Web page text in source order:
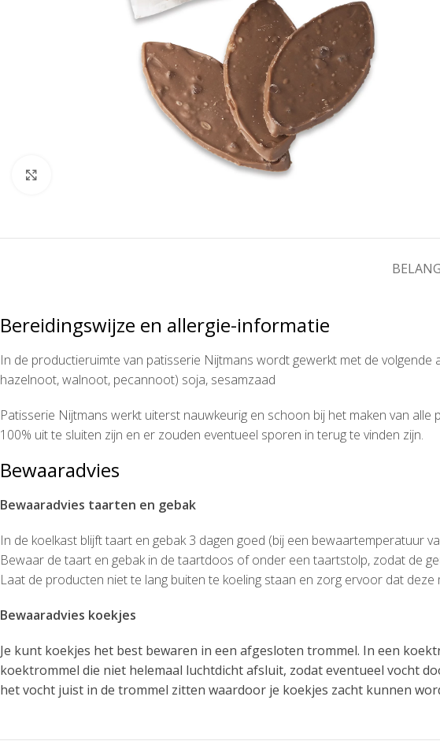
Bereidingswijze en allergie-informatie
In de productieruimte van patisserie Nijtmans wordt gewerkt met de
hazelnoot, walnoot, pecannoot) soja, sesamzaad
Patisserie Nijtmans werkt uiterst nauwkeurig en schoon bij het maken van
100% uit te sluiten zijn en er zouden eventueel sporen in terug te vinden zijn.
Bewaaradvies
Bewaaradvies taarten en gebak
In de koelkast blijft taart en gebak 3 dagen goed (bij een bewaartemperatuur
Bewaar de taart en gebak in de taartdoos of onder een taartstolp, zodat de
Laat de producten niet te lang buiten te koeling staan en zorg ervoor dat
Bewaaradvies koekjes
Je kunt koekjes het best bewaren in een afgesloten trommel. In een
koektrommel die niet helemaal luchtdicht afsluit, zodat eventueel vocht
het vocht juist in de trommel zitten waardoor je koekjes zacht kunnen